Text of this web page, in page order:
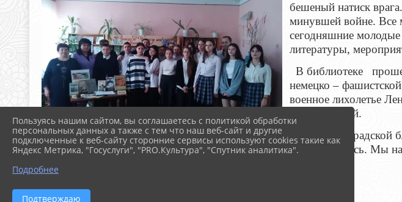
бешеный натиск
минувшей войне. Все
сегодняшние молодые
литературы,
В библиотеке
немецко –
военное лихолетье
и их учителей.
О ленинградской
познакомились. Мы
Пользуясь нашим сайтом, вы соглашаетесь с политикой обработки
персональных данных а также с тем что наш веб-сайт и другие
подключенные к веб-сайту сторонние сервисы используют cookies такие как
Яндекс Метрика, "Госуслуги", "PRO.Культура", "Спутник аналитика".
Подробнее
Подтверждаю